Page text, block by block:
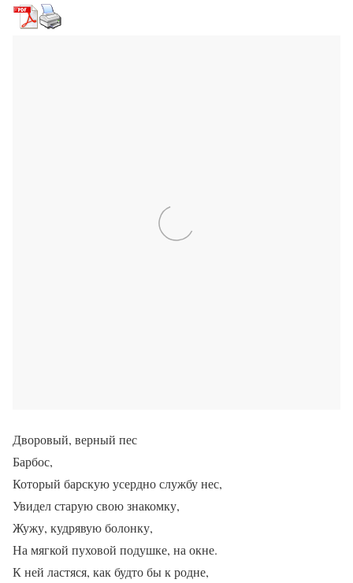
Дворовый, верный пес
Барбос,
Который барскую усердно службу нес,
Увидел старую свою знакомку,
Жужу, кудрявую болонку,
На мягкой пуховой подушке, на окне.
К ней ластяся, как будто бы к родне,